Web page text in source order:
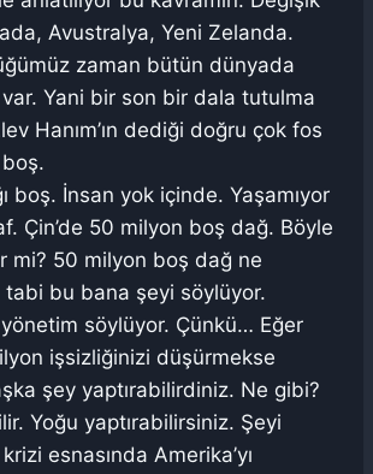
Avustralya, Yeni Zelanda.
zaman bütün dünyada
Yani bir son bir dala tutulma
Hanım’ın dediği doğru çok fos
boş. İnsan yok içinde. Yaşamıyor
Çin’de 50 milyon boş dağ. Böyle
mi? 50 milyon boş dağ ne
tabi bu bana şeyi söylüyor.
söylüyor. Çünkü… Eğer
işsizliğinizi düşürmekse
şey yaptırabilirdiniz. Ne gibi?
Yoğu yaptırabilirsiniz. Şeyi
esnasında Amerika’yı